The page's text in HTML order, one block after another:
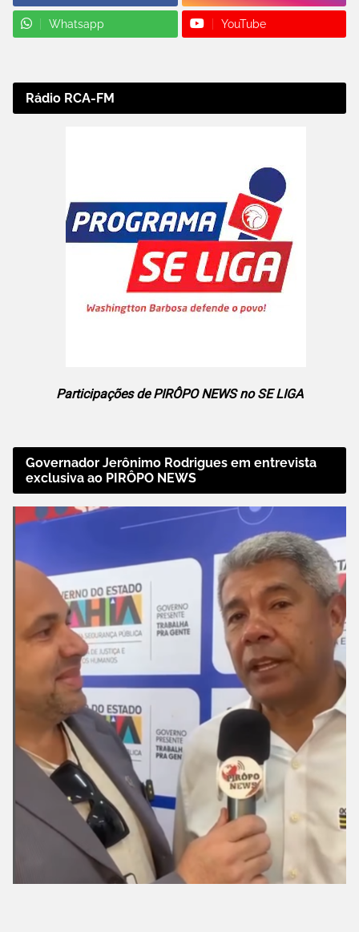
Whatsapp YouTube
Rádio RCA-FM
Participações de PIRÔPO NEWS no SE LIGA
Governador Jerônimo Rodrigues em entrevista
exclusiva ao PIRÔPO NEWS